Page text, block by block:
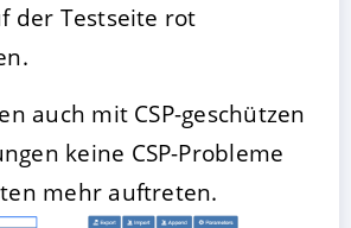
der Testseite rot
auch mit CSP-geschützen
keine CSP-Probleme
mehr auftreten.